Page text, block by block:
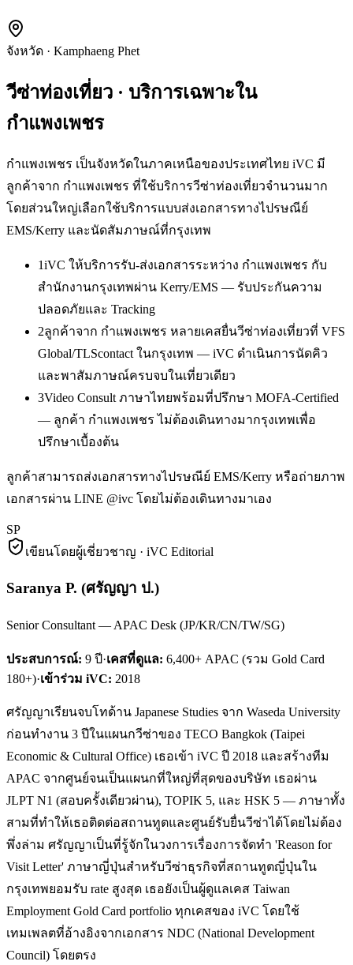
จังหวัด · Kamphaeng Phet
วีซ่าท่องเที่ยว · บริการเฉพาะใน
กำแพงเพชร
กำแพงเพชร เป็นจังหวัดในภาคเหนือของประเทศไทย iVC มี
ลูกค้าจาก กำแพงเพชร ที่ใช้บริการวีซ่าท่องเที่ยวจำนวนมาก
โดยส่วนใหญ่เลือกใช้บริการแบบส่งเอกสารทางไปรษณีย์
EMS/Kerry และนัดสัมภาษณ์ที่กรุงเทพ
1iVC ให้บริการรับ-ส่งเอกสารระหว่าง กำแพงเพชร กับ
สำนักงานกรุงเทพผ่าน Kerry/EMS — รับประกันความ
ปลอดภัยและ Tracking
2ลูกค้าจาก กำแพงเพชร หลายเคสยื่นวีซ่าท่องเที่ยวที่ VFS
Global/TLScontact ในกรุงเทพ — iVC ดำเนินการนัดคิว
และพาสัมภาษณ์ครบจบในเที่ยวเดียว
3Video Consult ภาษาไทยพร้อมที่ปรึกษา MOFA-Certified
— ลูกค้า กำแพงเพชร ไม่ต้องเดินทางมากรุงเทพเพื่อ
ปรึกษาเบื้องต้น
ลูกค้าสามารถส่งเอกสารทางไปรษณีย์ EMS/Kerry หรือถ่ายภาพ
เอกสารผ่าน LINE @ivc โดยไม่ต้องเดินทางมาเอง
SP
เขียนโดยผู้เชี่ยวชาญ · iVC Editorial
Saranya P. (ศรัญญา ป.)
Senior Consultant — APAC Desk (JP/KR/CN/TW/SG)
ประสบการณ์: 9 ปี·เคสที่ดูแล: 6,400+ APAC (รวม Gold Card
180+)·เข้าร่วม iVC: 2018
ศรัญญาเรียนจบโทด้าน Japanese Studies จาก Waseda University
ก่อนทำงาน 3 ปีในแผนกวีซ่าของ TECO Bangkok (Taipei
Economic & Cultural Office) เธอเข้า iVC ปี 2018 และสร้างทีม
APAC จากศูนย์จนเป็นแผนกที่ใหญ่ที่สุดของบริษัท เธอผ่าน
JLPT N1 (สอบครั้งเดียวผ่าน), TOPIK 5, และ HSK 5 — ภาษาทั้ง
สามที่ทำให้เธอติดต่อสถานทูตและศูนย์รับยื่นวีซ่าได้โดยไม่ต้อง
พึ่งล่าม ศรัญญาเป็นที่รู้จักในวงการเรื่องการจัดทำ 'Reason for
Visit Letter' ภาษาญี่ปุ่นสำหรับวีซ่าธุรกิจที่สถานทูตญี่ปุ่นใน
กรุงเทพยอมรับ rate สูงสุด เธอยังเป็นผู้ดูแลเคส Taiwan
Employment Gold Card portfolio ทุกเคสของ iVC โดยใช้
เทมเพลตที่อ้างอิงจากเอกสาร NDC (National Development
Council) โดยตรง